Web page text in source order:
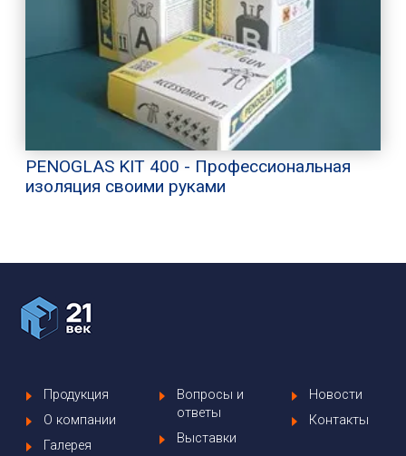
PENOGLAS KIT 400 - Профессиональная
изоляция своими руками
Продукция
О компании
Галерея
Вопросы и
ответы
Выставки
Новости
Контакты